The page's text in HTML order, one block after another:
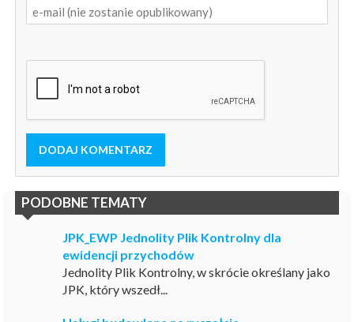
DODAJ KOMENTARZ
PODOBNE TEMATY
JPK_EWP Jednolity Plik Kontrolny dla
ewidencji przychodów
Jednolity Plik Kontrolny, w skrócie określany jako
JPK, który wszedł...